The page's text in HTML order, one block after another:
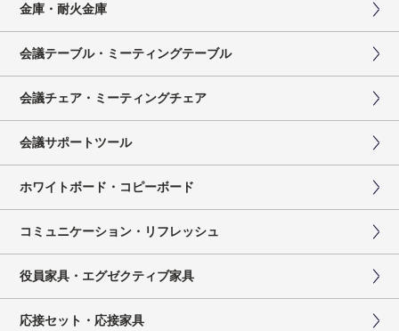
金庫・耐火金庫
会議テーブル・ミーティングテーブル
会議チェア・ミーティングチェア
会議サポートツール
ホワイトボード・コピーボード
コミュニケーション・リフレッシュ
役員家具・エグゼクティブ家具
応接セット・応接家具